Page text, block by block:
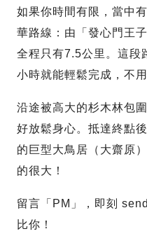
如果你時間有限，當中
華路線：由「發心門王
全程只有7.5公里。這段
小時就能輕鬆完成，不
沿途被高大的杉木林包
好放鬆身心。抵達終點
的巨型大鳥居（大齋原
的很大！
留言「PM」，即刻
比你！